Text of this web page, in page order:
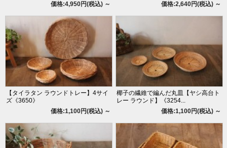
価格:4,950円(税込) ～
価格:2,640円(税込) ～
【タイラタン ラウンドトレー】4サイ
ズ《3650》
価格:1,100円(税込) ～
椰子の繊維で編んだ丸皿【ヤシ高台ト
レー ラウンド】《3254...
価格:1,100円(税込) ～